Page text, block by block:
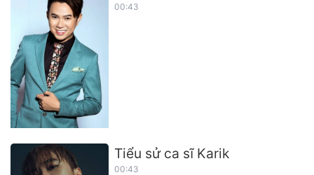
00:43
Tiểu sử ca sĩ Karik
00:43